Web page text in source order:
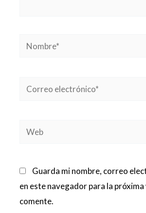
Nombre*
Correo
Web
Guarda mi nombre, correo
en este navegador para la próxima
comente.